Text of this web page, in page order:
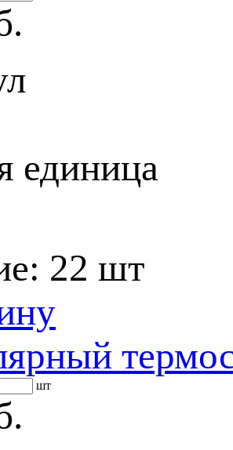
единица
22 шт
шт